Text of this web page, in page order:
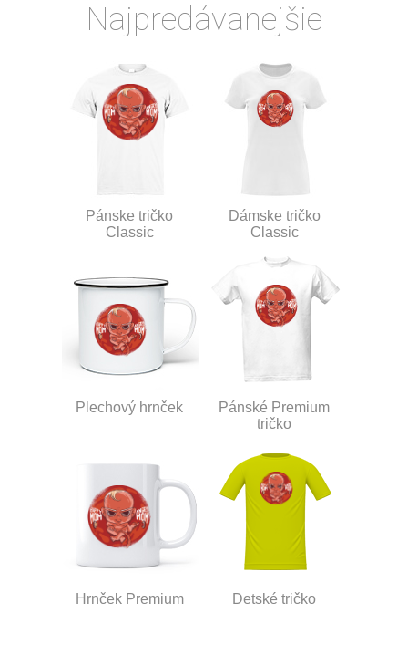
Najpredávanejšie
Pánske tričko
Classic
Dámske tričko
Classic
Plechový hrnček
Pánské Premium
tričko
Hrnček Premium Detské tričko